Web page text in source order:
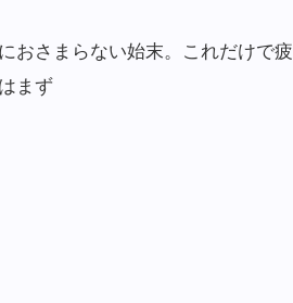
おさまらない始末。これだけで疲
まず